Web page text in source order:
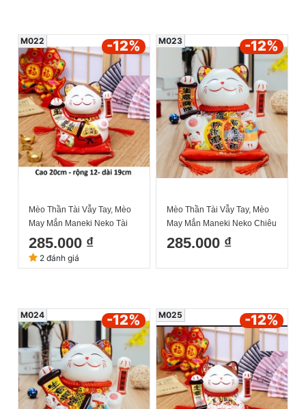
Mèo Thần Tài Vẫy Tay, Mèo
May Mắn Maneki Neko Tài
vận hanh thông 20cm Kèm
Đệm Và Hộp Đẹp
285.000 ₫
M022 -12%
2 đánh giá
Mèo Thần Tài Vẫy Tay, Mèo
May Mắn Maneki Neko Chiêu
tài lộc 20cm Kèm Đệm Và
Hộp Đẹp
285.000 ₫
M023 -12%
M024 -12% M025 -12%